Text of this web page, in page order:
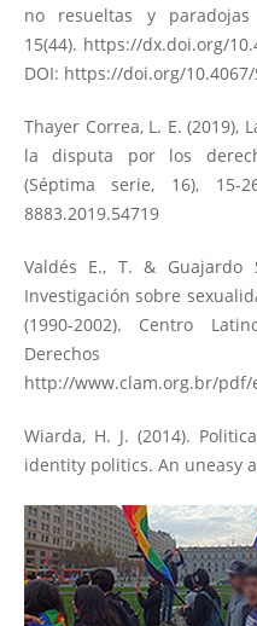
no resueltas y paradojas
15(44). https://dx.doi.org/
DOI: https://doi.org/10.4067/
Thayer Correa, L. E.
la disputa por los
(Séptima serie, 16), 15-
8883.2019.54719
Valdés E., T. & Guajardo
Investigación sobre
(1990-2002). Centro
http://www.clam.org.br/
Wiarda, H. J. (2014).
identity politics. An uneasy